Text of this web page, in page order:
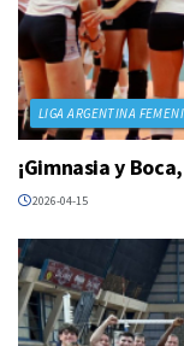
LIGA ARGENTINA
¡Gimnasia y
2026-04-15